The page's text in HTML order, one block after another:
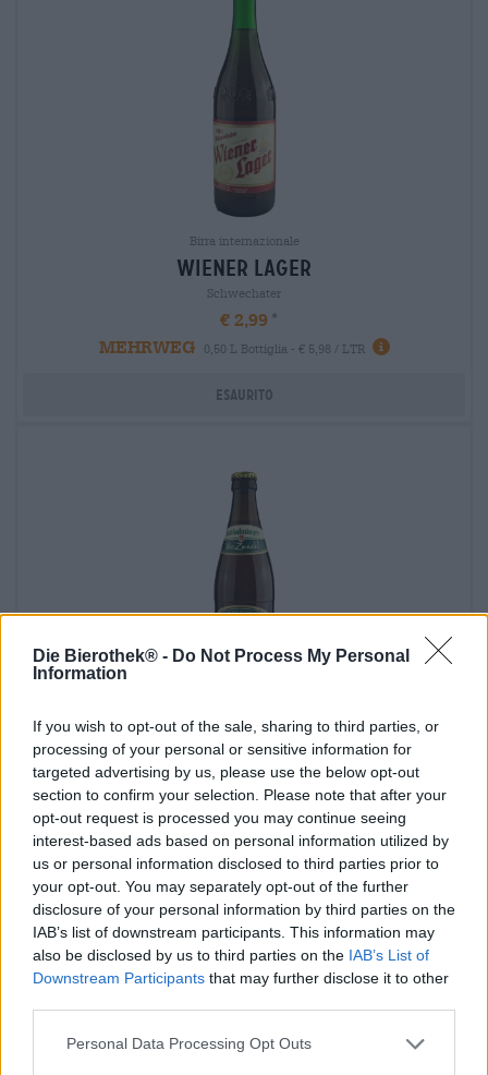
Die Bierothek® - Do Not Process My Personal
Information
If you wish to opt-out of the sale, sharing to third parties, or
processing of your personal or sensitive information for
targeted advertising by us, please use the below opt-out
section to confirm your selection. Please note that after your
opt-out request is processed you may continue seeing
interest-based ads based on personal information utilized by
us or personal information disclosed to third parties prior to
your opt-out. You may separately opt-out of the further
disclosure of your personal information by third parties on the
IAB’s list of downstream participants. This information may
also be disclosed by us to third parties on the IAB’s List of
Downstream Participants that may further disclose it to other
Personal Data Processing Opt Outs
Birra internazionale
wiener lager
Schwechater
€ 2,99
MEHRWEG
0,50 L Bottiglia - € 5,98 / LTR
Esaurito
Birra internazionale | Birra multicereali
bio zwickl
Schladminger
€ 2,99
MEHRWEG
0,50 L Bottiglia - € 5,98 / LTR
Esaurito